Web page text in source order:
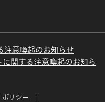
注意喚起のお知らせ
関する注意喚起のお知ら
ポリシー